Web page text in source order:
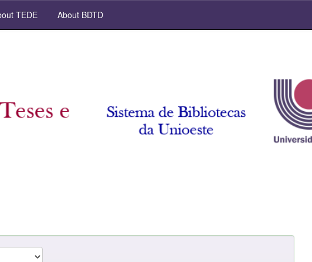
TEDE About BDTD